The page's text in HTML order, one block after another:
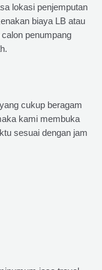
lokasi penjemputan
biaya LB atau
penumpang
cukup beragam
kami membuka
sesuai dengan jam